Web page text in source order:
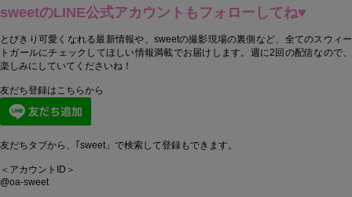
sweetのLINE公式アカウントもフォローしてね♥
とびきり可愛くなれる最新情報や、sweetの撮影現場の裏側など、全てのスウィー
トガールにチェックしてほしい情報満載でお届けします。週に2回の配信なので、
楽しみにしていてくださいね！
友だち登録はこちらから
友だちタブから、｢sweet」で検索して登録もできます。
＜アカウントID＞
@oa-sweet